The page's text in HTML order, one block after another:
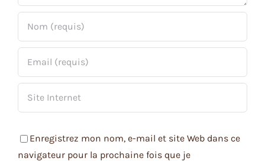
Enregistrez mon nom, e-mail et site Web dans ce
navigateur pour la prochaine fois que je